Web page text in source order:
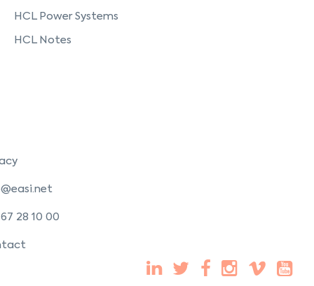
HCL Power Systems
HCL Notes
28 10 00